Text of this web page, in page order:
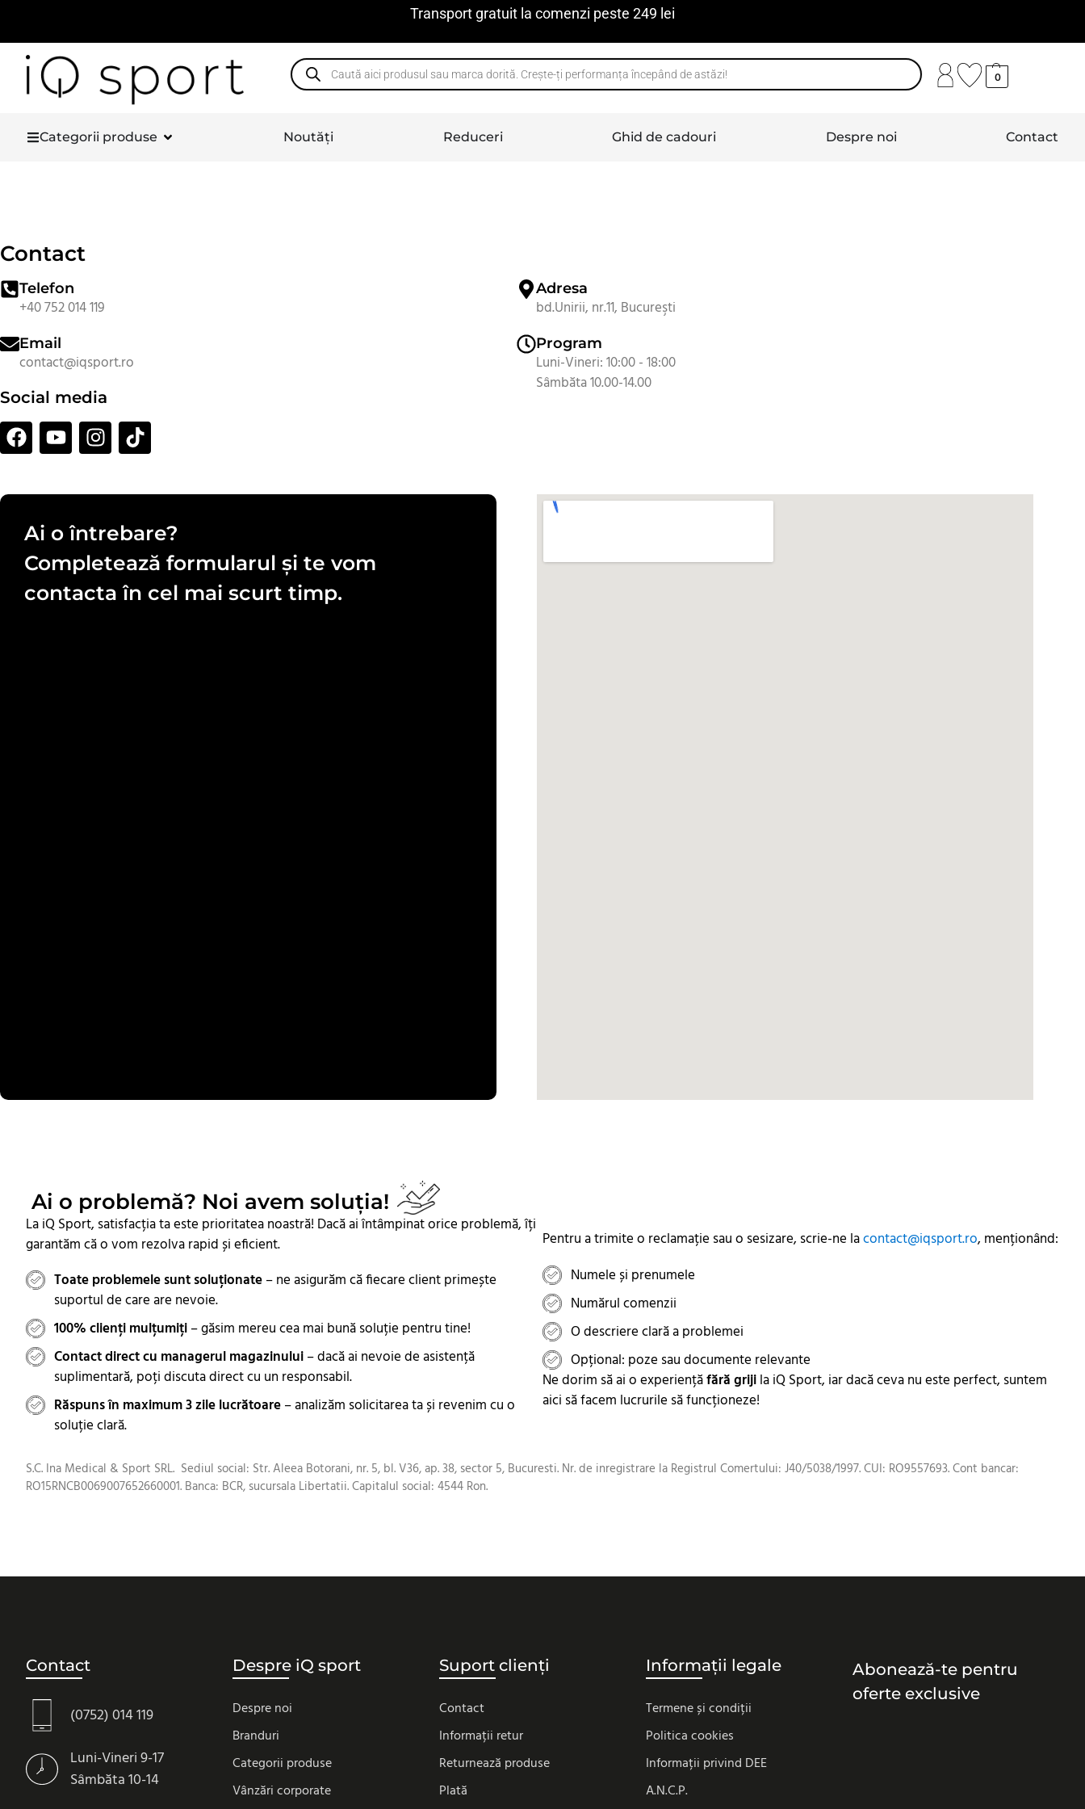
Transport gratuit la comenzi peste 249 lei
0
Categorii produse Noutăți Reduceri Ghid de cadouri Despre noi Contact
Contact
Telefon
+40 752 014 119
Email
contact@iqsport.ro
Social media
Adresa
bd.Unirii, nr.11, Bucureşti
Program
Luni-Vineri: 10:00 - 18:00
Sâmbăta 10.00-14.00
Ai o întrebare?
Completează formularul şi te vom
contacta în cel mai scurt timp.
Ai o problemă? Noi avem soluția!
La iQ Sport, satisfacția ta este prioritatea noastră! Dacă ai întâmpinat orice problemă, îți
garantăm că o vom rezolva rapid și eficient.
Toate problemele sunt soluționate– ne asigurăm că fiecare client primește
suportul de care are nevoie.
100% clienți mulțumiți– găsim mereu cea mai bună soluție pentru tine!
Contact direct cu managerul magazinului– dacă ai nevoie de asistență
suplimentară, poți discuta direct cu un responsabil.
Răspuns în maximum 3 zile lucrătoare– analizăm solicitarea ta și revenim cu o
soluție clară.
Pentru a trimite o reclamație sau o sesizare, scrie-ne lacontact@iqsport.ro, menționând:
Numele și prenumele
Numărul comenzii
O descriere clară a problemei
Opțional: poze sau documente relevante
Ne dorim să ai o experiențăfără grijila iQ Sport, iar dacă ceva nu este perfect, suntem
aici să facem lucrurile să funcționeze!
S.C. Ina Medical & Sport SRL. Sediul social: Str. Aleea Botorani, nr. 5, bl. V36, ap. 38, sector 5, Bucuresti. Nr. de inregistrare la Registrul Comertului: J40/5038/1997. CUI: RO9557693. Cont bancar:
RO15RNCB0069007652660001. Banca: BCR, sucursala Libertatii. Capitalul social: 4544 Ron.
Contact
(0752) 014 119
Luni-Vineri 9-17
Sâmbăta 10-14
Despre iQ sport
Despre noi
Branduri
Categorii produse
Vânzări corporate
Suport clienți
Contact
Informații retur
Returnează produse
Plată
Informații legale
Termene și condiții
Politica cookies
Informații privind DEE
A.N.C.P.
Abonează-te pentru
oferte exclusive